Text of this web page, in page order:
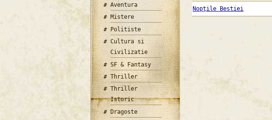
Aventura
Mistere
Politiste
Cultura si
Civilizatie
SF & Fantasy
Thriller
Thriller
Istoric
Dragoste
Nopţile Bestiei